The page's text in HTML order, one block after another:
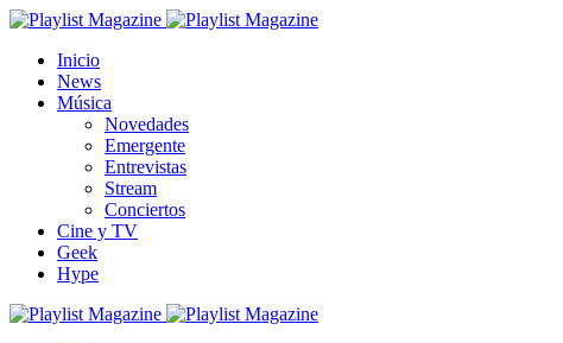
Inicio
News
Música
Novedades
Emergente
Entrevistas
Stream
Conciertos
Cine y TV
Geek
Hype